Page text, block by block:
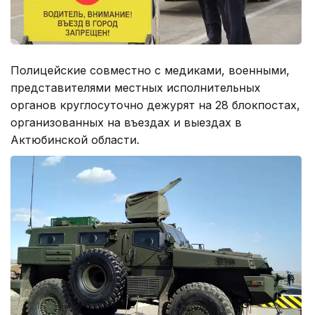
Полицейские совместно с медиками, военными,
представителями местных исполнительных
органов круглосуточно дежурят на 28 блокпостах,
организованных на въездах и выездах в
Актюбинской области.